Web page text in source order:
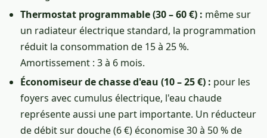
Thermostat programmable (30 – 60 €) : même sur
un radiateur électrique standard, la programmation
réduit la consommation de 15 à 25 %.
Amortissement : 3 à 6 mois.
Économiseur de chasse d'eau (10 – 25 €) : pour les
foyers avec cumulus électrique, l'eau chaude
représente aussi une part importante. Un réducteur
de débit sur douche (6 €) économise 30 à 50 % de